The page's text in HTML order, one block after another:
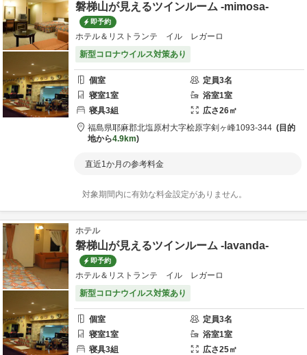
磐梯山が見えるツインルーム -mimosa-
即予約
ホテル＆リストランテ イル レガーロ
新型コロナウイルス対策あり
個室 定員3名
寝室1室 浴室1室
寝具3組 広さ26㎡
福島県耶麻郡北塩原村大字桧原字剣ヶ峰1093-344
目的
地から4.9km
直近1か月の参考料金
対象期間内に有効な料金設定がありません。
ホテル
磐梯山が見えるツインルーム -lavanda-
即予約
ホテル＆リストランテ イル レガーロ
新型コロナウイルス対策あり
個室 定員3名
寝室1室 浴室1室
寝具3組 広さ25㎡